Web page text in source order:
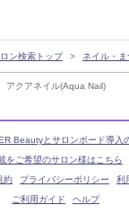
アクアネイル(Aqua Nail)
ン検索トップ ネイル・
Beautyとサロンボード導入
をご希望のサロン様はこちら
約
プライバシーポリシー
利
ご利用ガイド
ヘルプ